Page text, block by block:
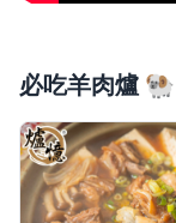
必吃羊肉爐 🐏